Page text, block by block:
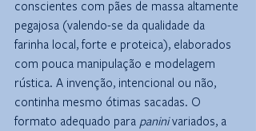
conscientes com pães de massa altamente
pegajosa (valendo-se da qualidade da
farinha local, forte e proteica), elaborados
com pouca manipulação e modelagem
rústica. A invenção, intencional ou não,
continha mesmo ótimas sacadas. O
formato adequado para panini variados, a